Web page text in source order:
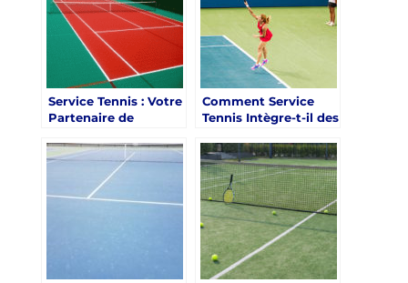
Service Tennis : Votre
Partenaire de
Associations de
Tennis à Nice
Comment Service
Tennis Intègre-t-il des
Sécurité dans la
Construction de
Terrains de Tennis à
Nice ?